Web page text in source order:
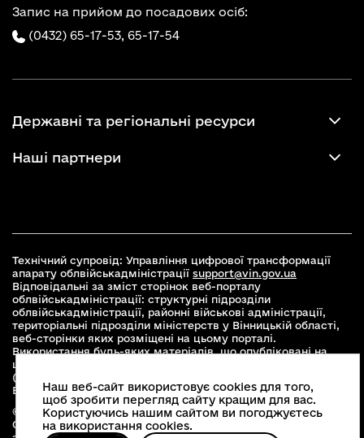
Запис на прийом до посадових осіб:
(0432) 65-17-53, 65-17-54
Державні та регіональні ресурси
Наші партнери
Технічний супровід: Управління цифрової трансформації
апарату облвійськадміністрації support@vin.gov.ua
Відповідальні за зміст сторінок веб-порталу
облвійськадміністрації: структурні підрозділи
облвійськадміністрації, районні військові адміністрації,
територіальні підрозділи міністерств у Вінницькій області,
веб-сторінки яких розміщені на цьому порталі.
Використання будь-яких матеріалів, що опубліковані на
цьому сайті, дозволяється при умові зазначення посилання
(для інтернет-видань - гіперпосилання) на офіційний сайт
Вінницької облвійськадміністраціїwww.vin.gov.ua.
© 2026 Весь контент доступний за ліцензією Creative
Commons Attribution 4.0 International license, якщо не
Наш веб-сайт використовує cookies для того,
щоб зробити перегляд сайту кращим для вас.
Користуючись нашим сайтом ви погоджуєтесь
на використання cookies.